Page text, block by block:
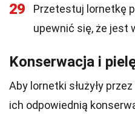
29
Przetestuj lornetkę
upewnić się, że jest
Konserwacja i
Aby lornetki służyły
ich odpowiednią